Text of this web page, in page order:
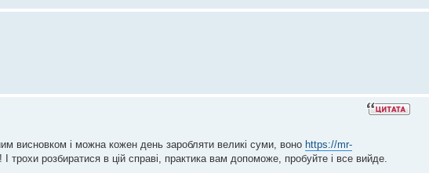
висновком і можна кожен день заробляти великі суми, воно https://mr-
трохи розбиратися в цій справі, практика вам допоможе, пробуйте і все вийде.